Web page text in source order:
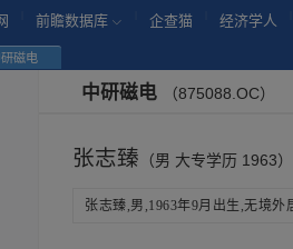
前瞻数据库 企查猫 经济学人
研磁电
中研磁电 （875088.OC）
张志臻 （男 大专学历 1963）
张志臻,男,1963年9月出生,无境